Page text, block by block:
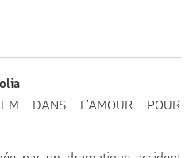
DANS L'AMOUR POUR